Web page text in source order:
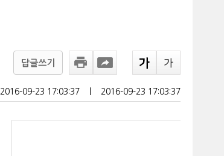
답글쓰기
2016-09-23 17:03:37 2016-09-23 17:03:37